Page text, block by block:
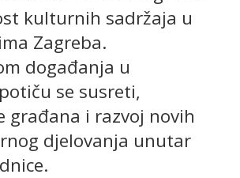
kulturnih sadržaja u
Zagreba.
događanja u
se susreti,
građana i razvoj novih
djelovanja unutar